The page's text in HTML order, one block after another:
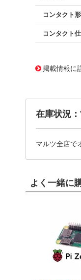
コンタクト
コンタクト
掲載情報に
在庫状況
マルツ全店で
よく一緒に